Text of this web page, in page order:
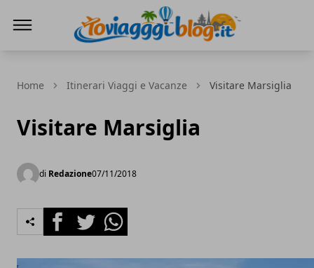
Home Itinerari Viaggi e Vacanze Visitare Marsiglia
Visitare Marsiglia
di Redazione07/11/2018
FacebookTwitterWhatsapp